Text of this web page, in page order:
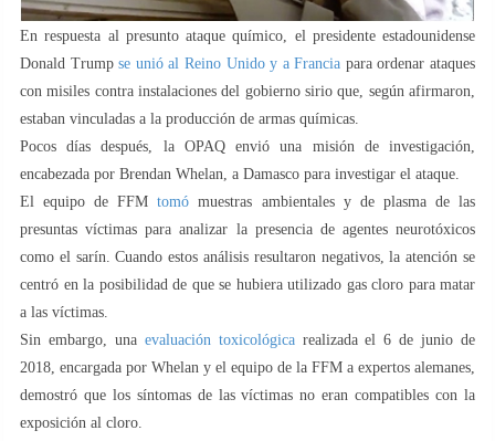
En respuesta al presunto ataque químico, el presidente estadounidense
Donald Trumpse unió al Reino Unido y a Francia para ordenar ataques
con misiles contra instalaciones del gobierno sirio que, según afirmaron,
estaban vinculadas a la producción de armas químicas.
Pocos días después, la OPAQ envió una misión de investigación,
encabezada por Brendan Whelan, a Damasco para investigar el ataque.
El equipo de FFMtomó muestras ambientales y de plasma de las
presuntas víctimas para analizar la presencia de agentes neurotóxicos
como el sarín. Cuando estos análisis resultaron negativos, la atención se
centró en la posibilidad de que se hubiera utilizado gas cloro para matar
a las víctimas.
Sin embargo, una evaluación toxicológicarealizada el 6 de junio de
2018, encargada por Whelan y el equipo de la FFM a expertos alemanes,
demostró que los síntomas de las víctimas no eran compatibles con la
exposición al cloro.